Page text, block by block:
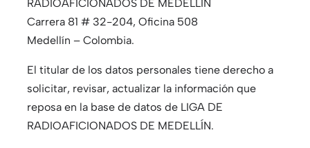
RADIOAFICIONADOS DE MEDELLÍN
Carrera 81 # 32-204, Oficina 508
Medellín – Colombia.
El titular de los datos personales tiene derecho a
solicitar, revisar, actualizar la información que
reposa en la base de datos de LIGA DE
RADIOAFICIONADOS DE MEDELLÍN.